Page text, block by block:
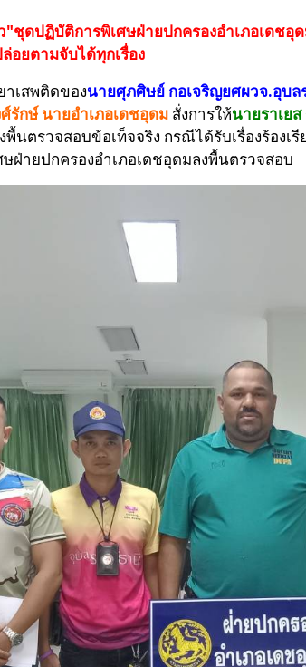
ดปฏิบัติการพิเศษฝ่ายปกครองอำเภอเดชอุ
อยตามจับได้ทุกเรื่อง
เสพติดของนายศุภศิษย์ กอเจริญยศผวจ.อุบ
รักษ์นายอำเภอเดชอุดม สั่งการให้นายราเย
พื้นตรวจสอบข้อเท็จจริง กรณีได้รับเรื่องร้อง
ษฝ่ายปกครองอำเภอเดชอุดมลงพื้นตรวจสอบ